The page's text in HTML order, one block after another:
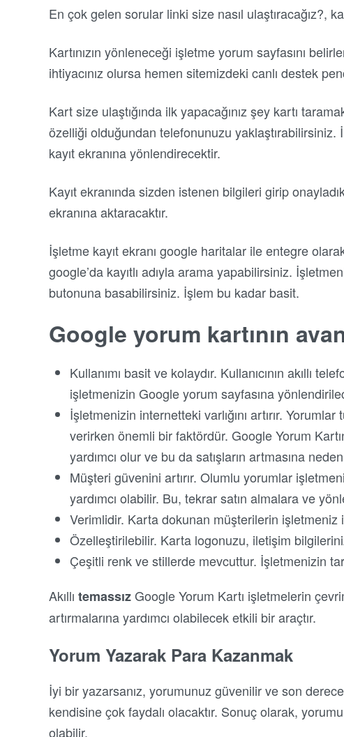
En çok gelen sorular linki size nasıl ulaştıracağız?,
Kartınızın yönleneceği işletme yorum sayfasını
ihtiyacınız olursa hemen sitemizdeki canlı destek
Kart size ulaştığında ilk yapacağınız şey kartı
özelliği olduğundan telefonunuzu yaklaştırabilirsiniz.
kayıt ekranına yönlendirecektir.
Kayıt ekranında sizden istenen bilgileri girip
ekranına aktaracaktır.
İşletme kayıt ekranı google haritalar ile entegre
google’da kayıtlı adıyla arama yapabilirsiniz.
butonuna basabilirsiniz. İşlem bu kadar basit.
Google yorum kartının
Kullanımı basit ve kolaydır. Kullanıcının akıllı
işletmenizin Google yorum sayfasına
İşletmenizin internetteki varlığını artırır.
verirken önemli bir faktördür. Google Yorum
yardımcı olur ve bu da satışların artmasına
Müşteri güvenini artırır. Olumlu yorumlar
yardımcı olabilir. Bu, tekrar satın almalara ve
Verimlidir. Karta dokunan müşterilerin işletmeniz
Özelleştirilebilir. Karta logonuzu, iletişim
Çeşitli renk ve stillerde mevcuttur. İşletmenizin
Akıllı temassızGoogle Yorum Kartı işletmelerin
artırmalarına yardımcı olabilecek etkili bir araçtır.
Yorum Yazarak Para Kazanmak
İyi bir yazarsanız, yorumunuz güvenilir ve son
kendisine çok faydalı olacaktır. Sonuç olarak,
olabilir.